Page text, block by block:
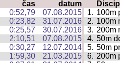
čas datum
0:52,79 07.08.2015 1. 100m
0:23,82 31.07.2016 2. 100m
0:25,57 30.07.2016 3. 200m
2:10,51 07.08.2015 4. 50m
0:30,27 12.07.2014 5. 50m
1:59,30 21.03.2015 6. 200m